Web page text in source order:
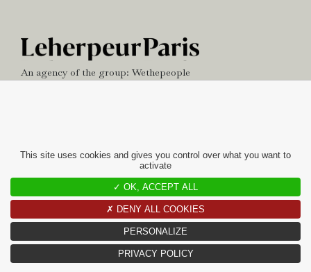
An agency of the group: Wethepeople
contact
10 RUE CHARLOT
75003 PARIS
CONTACT@LEHERPEURPARIS.COM
This site uses cookies and gives you control over what you want to
activate
✓ OK, ACCEPT ALL
✗ DENY ALL COOKIES
PERSONALIZE
PRIVACY POLICY